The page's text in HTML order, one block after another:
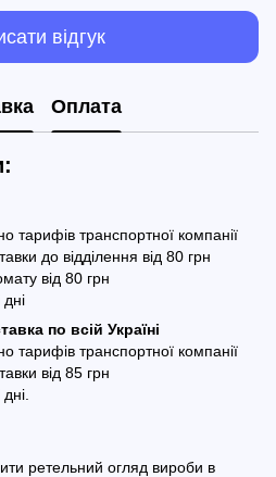
відгук
Оплата
тарифів транспортної компанії
до відділення від 80 грн
від 80 грн
по всій Україні
тарифів транспортної компанії
від 85 грн
ретельний огляд вироби в